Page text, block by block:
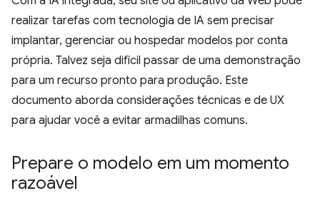
realizar tarefas com tecnologia de IA sem precisar
implantar, gerenciar ou hospedar modelos por conta
própria. Talvez seja difícil passar de uma demonstração
para um recurso pronto para produção. Este
documento aborda considerações técnicas e de UX
para ajudar você a evitar armadilhas comuns.
Prepare o modelo em um momento
razoável